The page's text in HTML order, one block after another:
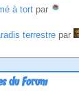
à tort par
terrestre par
du Forum